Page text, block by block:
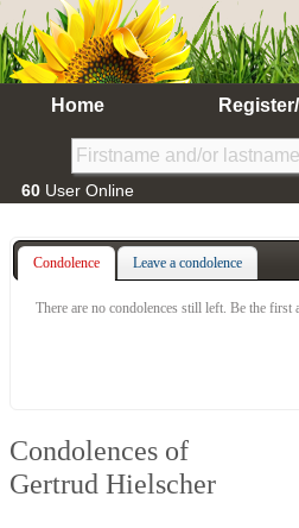
Home
60 User Online
Condolence Leave a condolence
There are no condolences still left. Be the first
Condolences of
Gertrud Hielscher